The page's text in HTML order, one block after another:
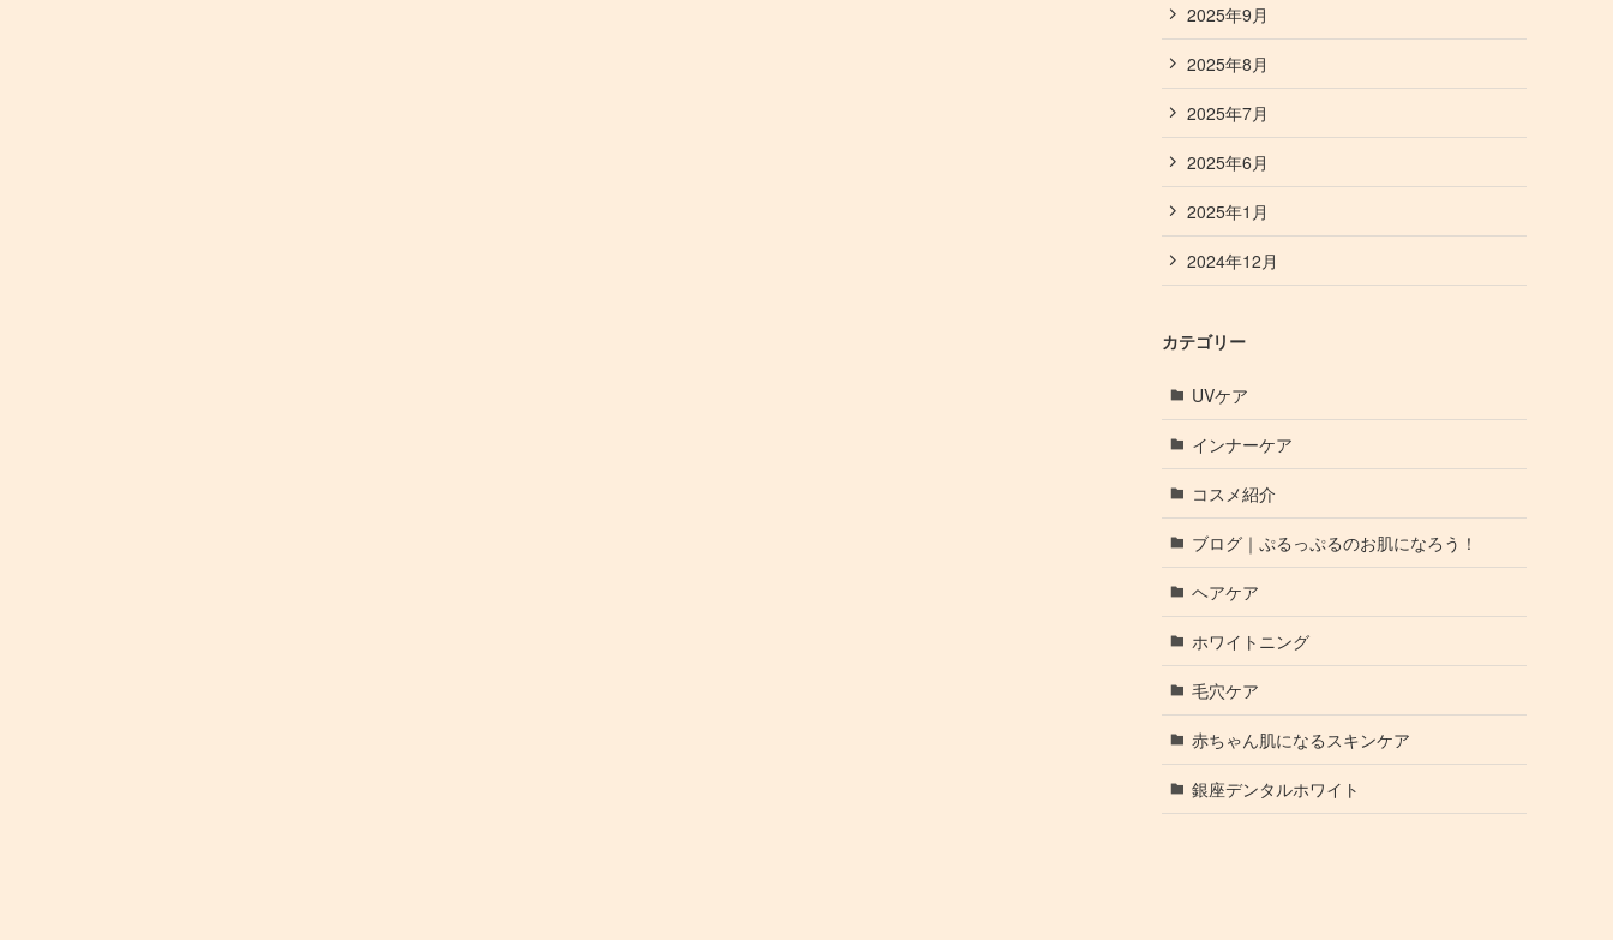
2025年9月
2025年8月
2025年7月
2025年6月
2025年1月
2024年12月
カテゴリー
UVケア
インナーケア
コスメ紹介
ブログ｜ぷるっぷるのお肌になろう！
ヘアケア
ホワイトニング
毛穴ケア
赤ちゃん肌になるスキンケア
銀座デンタルホワイト